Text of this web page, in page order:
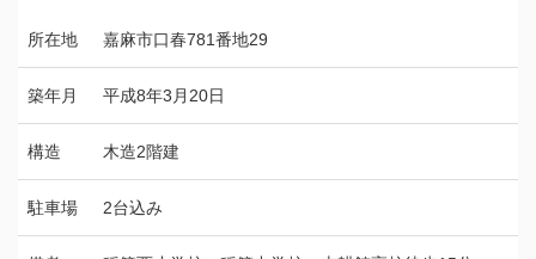
所在地 嘉麻市口春781番地29
築年月 平成8年3月20日
構造 木造2階建
駐車場 2台込み